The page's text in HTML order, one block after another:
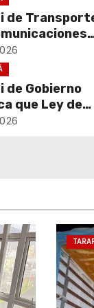
de
primera
para el
en desuso
de Gobierno
que Ley de